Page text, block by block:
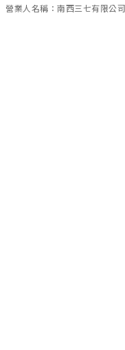
營業人名稱：南西三七有限公司